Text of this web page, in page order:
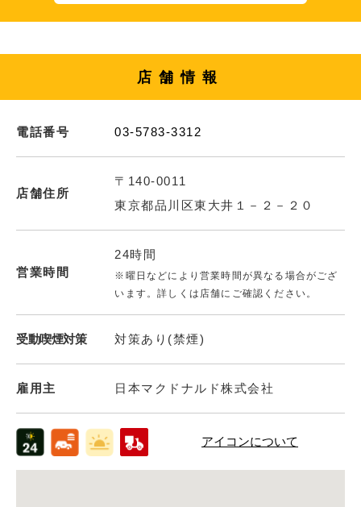
店舗情報
電話番号 03-5783-3312
店舗住所
〒140-0011
東京都品川区東大井１－２－２０
営業時間
24時間
※曜日などにより営業時間が異なる場合がござ
います。詳しくは店舗にご確認ください。
受動喫煙対策 対策あり(禁煙)
雇用主 日本マクドナルド株式会社
アイコンについて